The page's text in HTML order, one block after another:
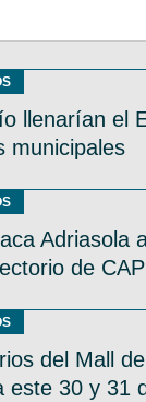
llenarían el
municipales
Adriasola
de
del Mall
este 30 y 31